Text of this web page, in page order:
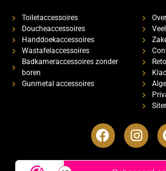
Toiletaccessoires
Doucheaccessoires
Handdoekaccessoires
Wastafelaccessoires
Badkameraccessoires zonder
boren
Gunmetal accessoires